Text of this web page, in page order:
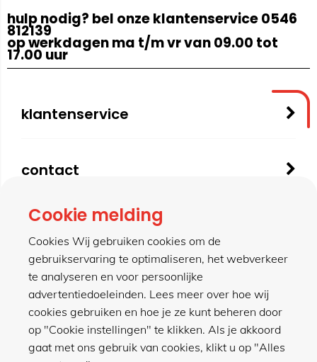
hulp nodig? bel onze klantenservice 0546
812139
op werkdagen ma t/m vr van 09.00 tot
17.00 uur
klantenservice
contact
meer van hillen
winkel
Cookie melding
Cookies Wij gebruiken cookies om de
gebruikservaring te optimaliseren, het webverkeer
te analyseren en voor persoonlijke
advertentiedoeleinden. Lees meer over hoe wij
cookies gebruiken en hoe je ze kunt beheren door
op "Cookie instellingen" te klikken. Als je akkoord
gaat met ons gebruik van cookies, klikt u op "Alles